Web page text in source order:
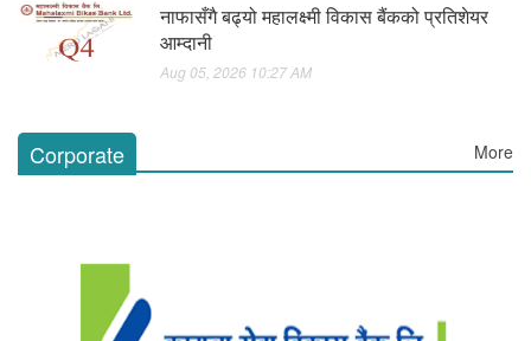
नाफासँगै बढ्यो महालक्ष्मी विकास बैंकको प्रतिशेयर
आम्दानी
Aug 05, 2026 10:27 AM
Corporate More